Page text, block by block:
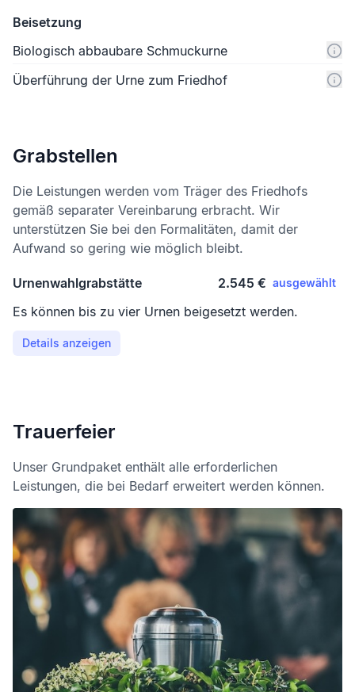
Beisetzung
Biologisch abbaubare Schmuckurne
Überführung der Urne zum Friedhof
Grabstellen
Die Leistungen werden vom Träger des Friedhofs
gemäß separater Vereinbarung erbracht. Wir
unterstützen Sie bei den Formalitäten, damit der
Aufwand so gering wie möglich bleibt.
Urnenwahlgrabstätte 2.545 € ausgewählt
Es können bis zu vier Urnen beigesetzt werden.
Details anzeigen
Trauerfeier
Unser Grundpaket enthält alle erforderlichen
Leistungen, die bei Bedarf erweitert werden können.